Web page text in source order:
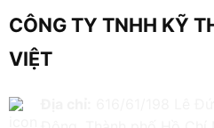
CÔNG TY TNHH KỸ
VIỆT